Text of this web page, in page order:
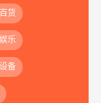
货
乐
备